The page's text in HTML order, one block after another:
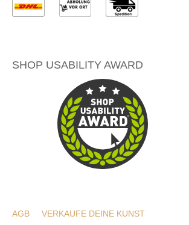
SHOP USABILITY AWARD
AGB VERKAUFE DEINE KUNST